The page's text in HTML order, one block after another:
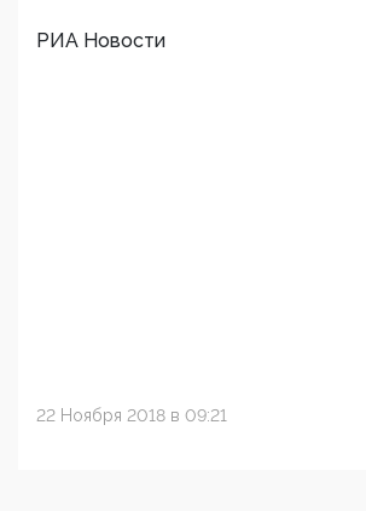
РИА Новости
22 Ноября 2018 в 09:21